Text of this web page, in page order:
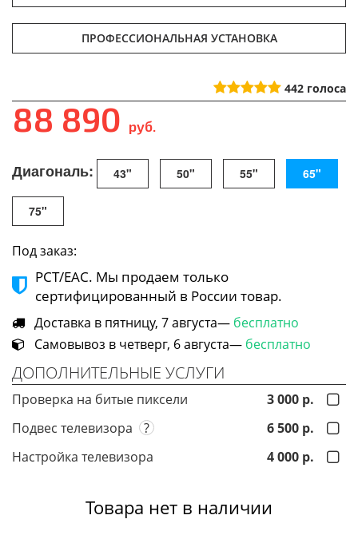
ПРОФЕССИОНАЛЬНАЯ УСТАНОВКА
442 голоса
88 890 руб.
Диагональ: 43" 50" 55" 65"
75"
Под заказ:
РСТ/ЕАС. Мы продаем только
сертифицированный в России товар.
Доставка в пятницу, 7 августа— бесплатно
Самовывоз в четверг, 6 августа— бесплатно
ДОПОЛНИТЕЛЬНЫЕ УСЛУГИ
Проверка на битые пиксели
3 000 р.
Подвес телевизора
?
6 500 р.
Настройка телевизора
4 000 р.
Товара нет в наличии